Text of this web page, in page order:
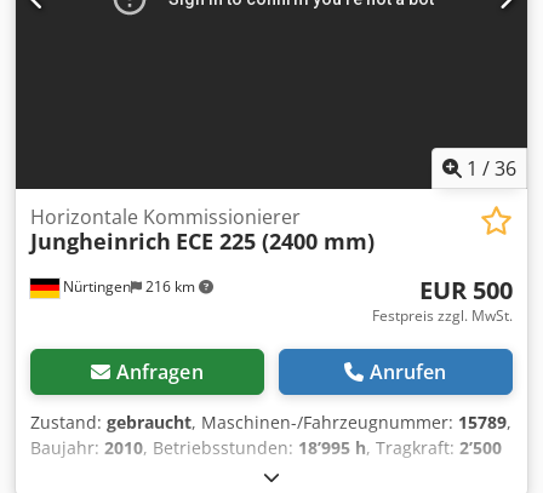
1 /36
Nürtingen 216 km
Horizontale Kommissionierer
Jungheinrich ECE 225 (2400 mm)
EUR 500
Festpreis zzgl. MwSt.
Anfragen Anrufen
Zustand: gebraucht, Maschinen-/Fahrzeugnummer: 15789,
Baujahr: 2010, Betriebsstunden: 18’995 h, Tragkraft: 2’500
, Lastschwerpunkt: